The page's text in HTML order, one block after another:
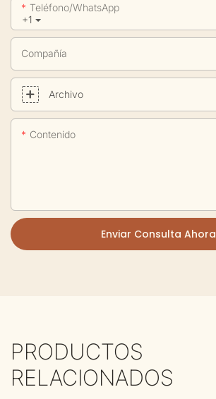
+1
Teléfono/WhatsApp
Compañía
Archivo
Contenido
Enviar Consulta Ahora
PRODUCTOS
RELACIONADOS